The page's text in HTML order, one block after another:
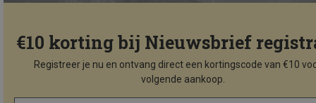
€10 korting bij Nieuwsbrief
Registreer je nu en ontvang direct een kortingscode van €10
volgende aankoop.